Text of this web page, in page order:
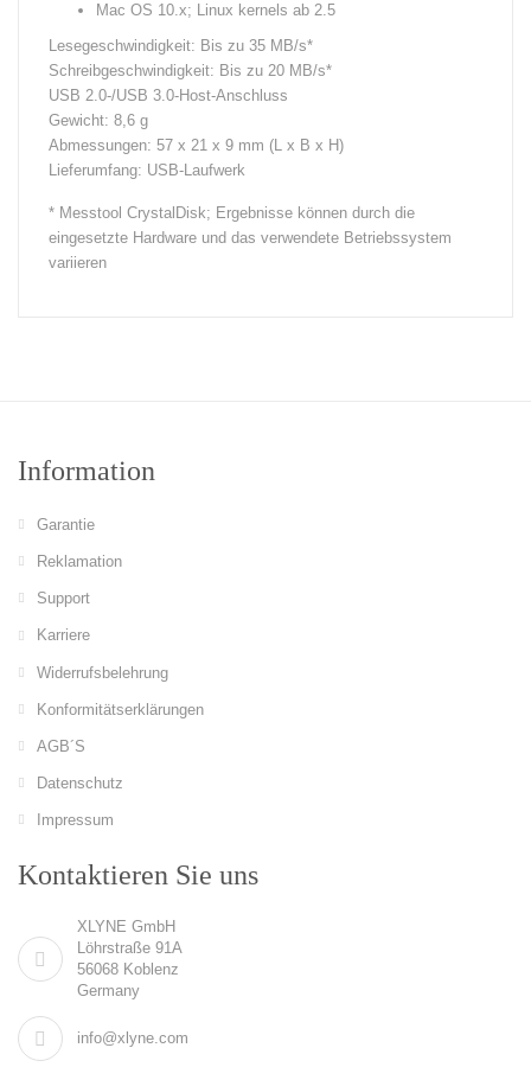
Mac OS 10.x; Linux kernels ab 2.5
Lesegeschwindigkeit: Bis zu 35 MB/s*
Schreibgeschwindigkeit: Bis zu 20 MB/s*
USB 2.0-/USB 3.0-Host-Anschluss
Gewicht: 8,6 g
Abmessungen: 57 x 21 x 9 mm (L x B x H)
Lieferumfang: USB-Laufwerk
* Messtool CrystalDisk; Ergebnisse können durch die
eingesetzte Hardware und das verwendete Betriebssystem
variieren
Information
Garantie
Reklamation
Support
Karriere
Widerrufsbelehrung
Konformitätserklärungen
AGB´S
Datenschutz
Impressum
Kontaktieren Sie uns
XLYNE GmbH
Löhrstraße 91A
56068 Koblenz
Germany
info@xlyne.com